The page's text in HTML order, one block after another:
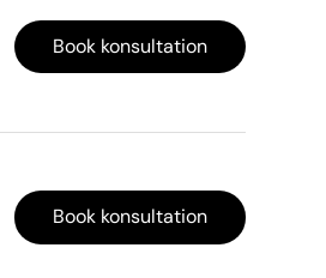
Book konsultation
Book konsultation